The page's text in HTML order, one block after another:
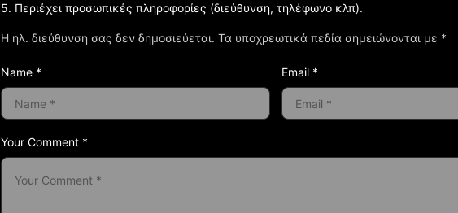
Η ηλ. διεύθυνση σας δεν δημοσιεύεται. Τα υποχρεωτικά πεδία σημειώνονται με *
Your Comment *
5. Περιέχει προσωπικές πληροφορίες (διεύθυνση, τηλέφωνο κλπ).
Name * Email *